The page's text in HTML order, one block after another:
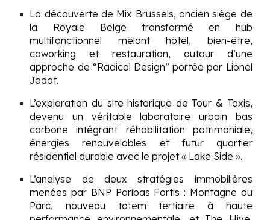
La découverte de Mix Brussels, ancien siège de
la Royale Belge transformé en hub
multifonctionnel mêlant hôtel, bien-être,
coworking et restauration, autour d’une
approche de “Radical Design” portée par Lionel
Jadot.
L’exploration du site historique de Tour & Taxis,
devenu un véritable laboratoire urbain bas
carbone intégrant réhabilitation patrimoniale,
énergies renouvelables et futur quartier
résidentiel durable avec le projet « Lake Side ».
L’analyse de deux stratégies immobilières
menées par BNP Paribas Fortis : Montagne du
Parc, nouveau totem tertiaire à haute